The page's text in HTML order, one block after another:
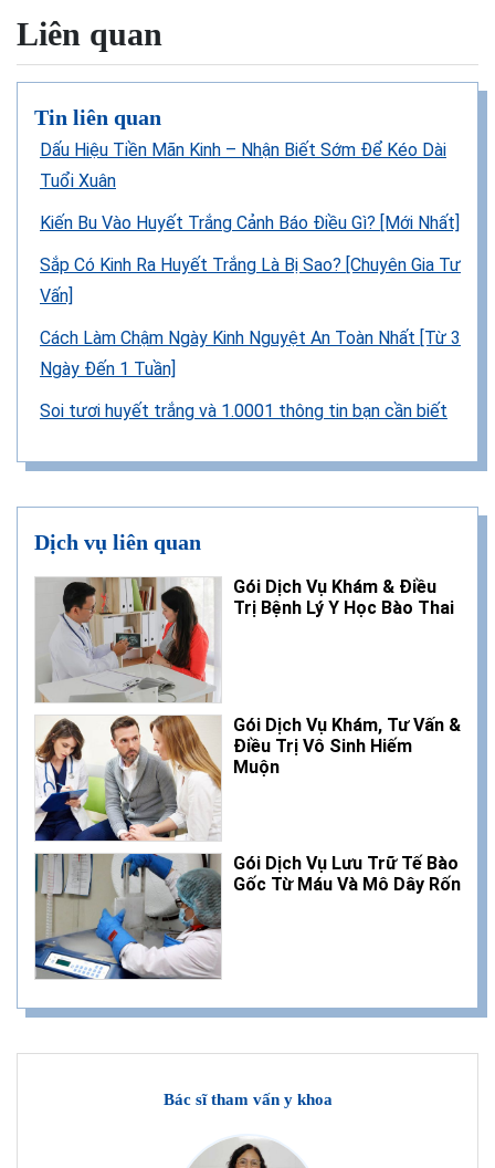
Liên quan
Tin liên quan
Dấu Hiệu Tiền Mãn Kinh – Nhận Biết Sớm Để Kéo Dài
Tuổi Xuân
Kiến Bu Vào Huyết Trắng Cảnh Báo Điều Gì? [Mới Nhất]
Sắp Có Kinh Ra Huyết Trắng Là Bị Sao? [Chuyên Gia Tư
Vấn]
Cách Làm Chậm Ngày Kinh Nguyệt An Toàn Nhất [Từ 3
Ngày Đến 1 Tuần]
Soi tươi huyết trắng và 1.0001 thông tin bạn cần biết
Dịch vụ liên quan
Gói Dịch Vụ Khám & Điều
Trị Bệnh Lý Y Học Bào Thai
Gói Dịch Vụ Khám, Tư Vấn &
Điều Trị Vô Sinh Hiếm
Muộn
Gói Dịch Vụ Lưu Trữ Tế Bào
Gốc Từ Máu Và Mô Dây Rốn
Bác sĩ tham vấn y khoa